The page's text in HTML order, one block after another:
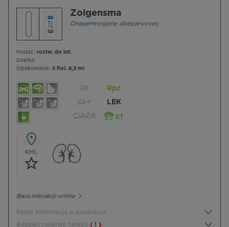
Zolgensma
Onasemnogene abeparvovec
Postać: roztw. do inf.
Dawka:
Opakowanie: 5 fiol. 8,3 ml
18
65+
CIĄŻA
Rpz
LEK
KML
Baza interakcji online
Pełna informacja o produkcie
Bezpieczeństwo terapii ( ! )